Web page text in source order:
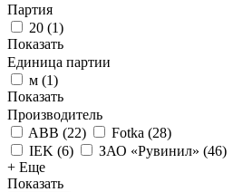
Партия
20 (1)
Показать
Единица партии
м (1)
Показать
Производитель
ABB (22) Fotka (28)
IEK (6) ЗАО «Рувинил» (46)
+ Еще
Показать